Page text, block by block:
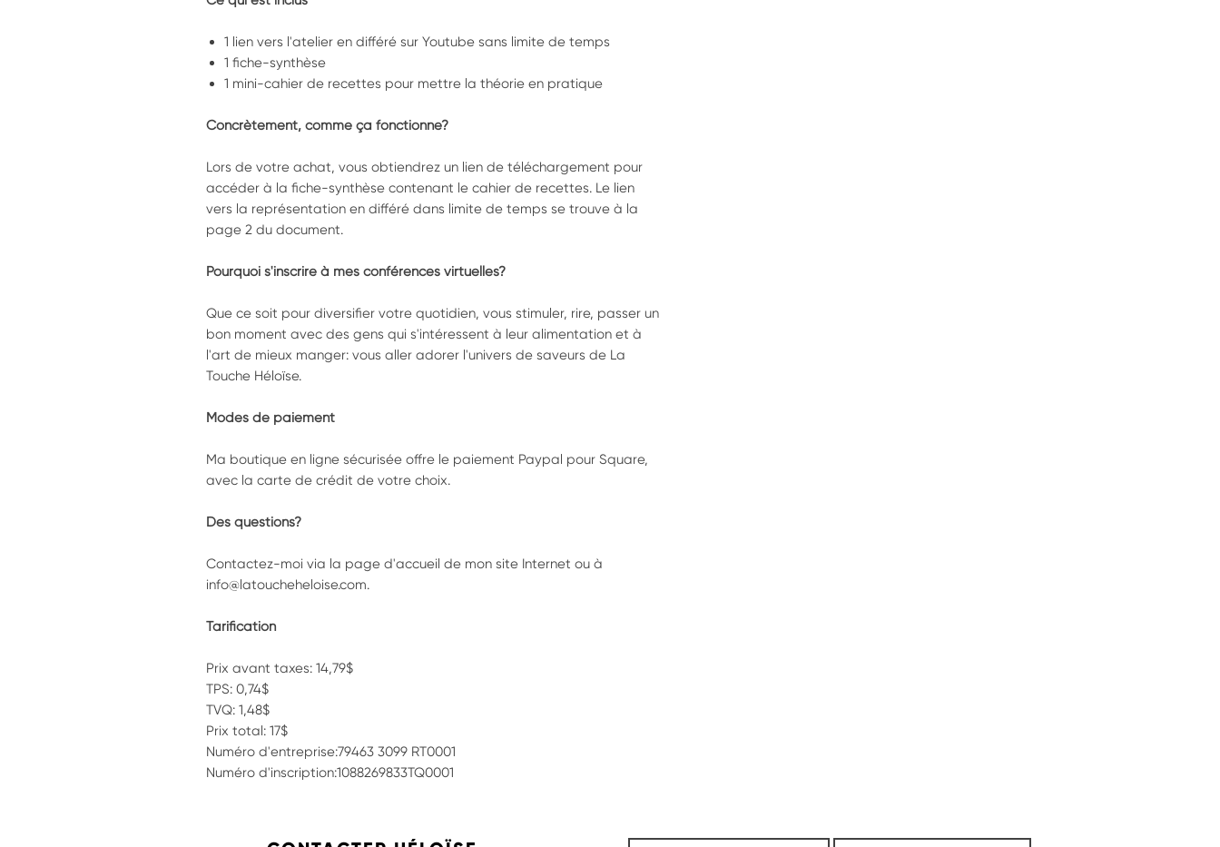
1 lien vers l'atelier en différé sur Youtube sans limite de temps
1 fiche-synthèse
1 mini-cahier de recettes pour mettre la théorie en pratique
Concrètement, comme ça fonctionne?
Lors de votre achat, vous obtiendrez un lien de téléchargement pour
accéder à la fiche-synthèse contenant le cahier de recettes. Le lien
vers la représentation en différé dans limite de temps se trouve à la
page 2 du document.
Pourquoi s'inscrire à mes conférences virtuelles?
Que ce soit pour diversifier votre quotidien, vous stimuler, rire, passer un
bon moment avec des gens qui s'intéressent à leur alimentation et à
l'art de mieux manger: vous aller adorer l'univers de saveurs de La
Touche Héloïse.
Modes de paiement
Ma boutique en ligne sécurisée offre le paiement Paypal pour Square,
avec la carte de crédit de votre choix.
Des questions?
Contactez-moi via la page d'accueil de mon site Internet ou à
info@latoucheheloise.com.
Tarification
Prix avant taxes: 14,79$
TPS: 0,74$
TVQ: 1,48$
Prix total: 17$
Numéro d'entreprise:79463 3099 RT0001
Numéro d'inscription:1088269833TQ0001